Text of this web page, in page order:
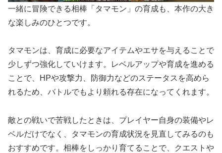
一緒に冒険できる相棒「タマモン」の育成も、本作の大き
な楽しみのひとつです。
タマモンは、育成に必要なアイテムやエサを与えることで
少しずつ強化していけます。レベルアップや育成を進める
ことで、HPや攻撃力、防御力などのステータスを高めら
れるため、バトルでもより頼れる存在になってくれます。
敵との戦いで苦戦したときは、プレイヤー自身の装備やレ
ベルだけでなく、タマモンの育成状況を見直してみるのも
おすすめです。相棒をしっかり育てることで、クエストや